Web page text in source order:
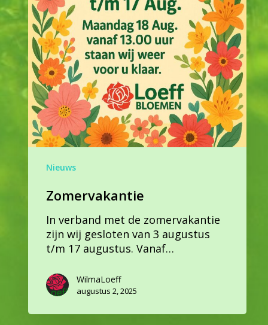
Nieuws
Zomervakantie
In verband met de zomervakantie
zijn wij gesloten van 3 augustus
t/m 17 augustus. Vanaf…
WilmaLoeff
augustus 2, 2025